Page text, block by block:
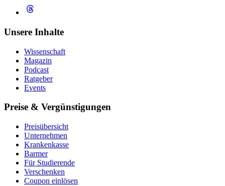
Unsere Inhalte
Wissenschaft
Magazin
Podcast
Ratgeber
Events
Preise & Vergünstigungen
Preisübersicht
Unternehmen
Krankenkasse
Barmer
Für Studierende
Ver­schen­ken
Coupon einlösen